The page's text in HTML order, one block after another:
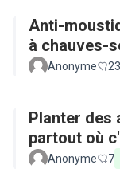
Anti-
à chauves-
Anonyme 23
Planter des
partout où
Anonyme 7